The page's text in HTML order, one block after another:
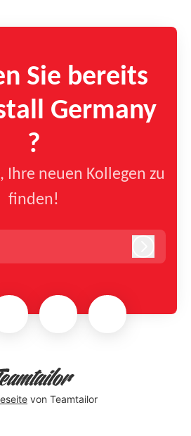
Sie bereits
Germany
?
Ihre neuen Kollegen zu
finden!
von Teamtailor